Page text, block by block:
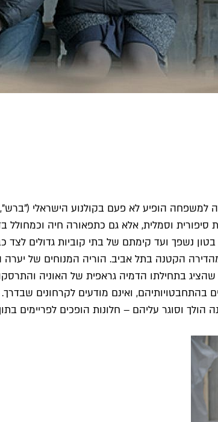
למשפחה הופיע לא פעם בקולנוע הישראלי
וסמלית, אלא גם כתפאורה חיה וכמחולל
נשפך ועד קימתם של בתי קוביות גדולים
הקטנה בתל אביב. הוריה המנוחים של יערה
שהציג בתחילתו הדמיה גראפית של האוניה
בהתחבטויותיהם, ואינם מודעים
וסוגר עליהם – חלונות הופכים לפריימים